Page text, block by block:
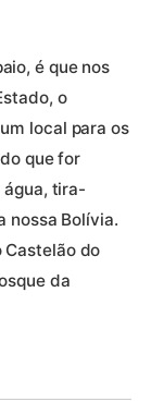
é que nos
o
local para os
que for
tira-
nossa Bolívia.
Castelão do
da